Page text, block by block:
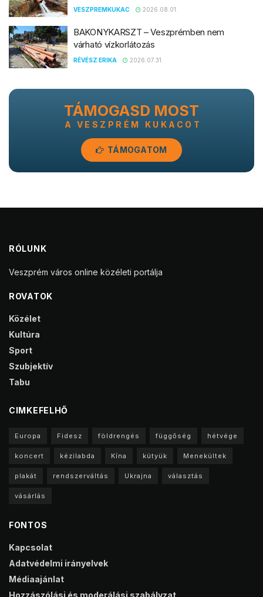
VESZPREMKUKAC 2026.08.01.
BAKONYKARSZT – Veszprémben nem
várható vízkorlátozás
RÉVÉSZ ERIKA 2026.07.31.
TÁMOGASD MOST
A VESZPRÉM KUKACOT
TÁMOGATOM
RÓLUNK
Veszprém város online közéleti portálja
ROVATOK
Közélet
Kultúra
Sport
Szubjektív
Tabu
CIMKEFELHŐ
Europa Fidesz földrengés függőség hétvége
koncert kézilabda Kína kütyük Menekültek
plakát rendszerváltás Ukrajna választás
vásárlás
FONTOS
Kapcsolat
Adatvédelmi irányelvek
Médiaajánlat
Hozzászólási és moderálási szabályzat